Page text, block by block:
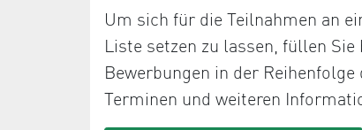
Um sich für die Teilnahmen an
Liste setzen zu lassen, füllen
Bewerbungen in der
Terminen und weiteren